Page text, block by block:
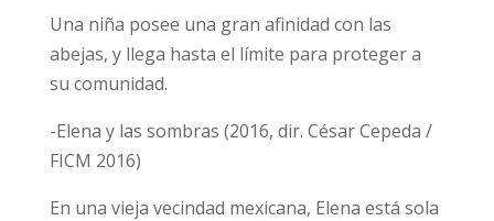
Una niña posee una gran afinidad con las
abejas, y llega hasta el límite para proteger a
su comunidad.
-Elena y las sombras (2016, dir. César Cepeda /
FICM 2016)
En una vieja vecindad mexicana, Elena está sola